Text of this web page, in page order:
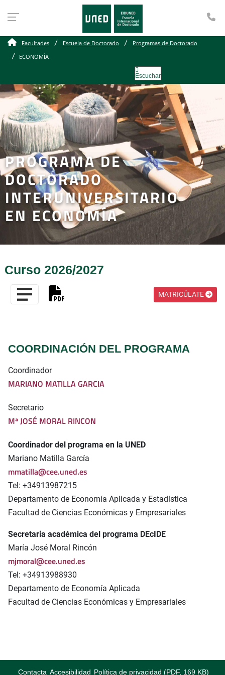
Facultades Escuela de Doctorado
Programas de Doctorado
ECONOMÍA
Escuchar
PROGRAMA DE
DOCTORADO
INTERUNIVERSITARIO
EN ECONOMÍA
Curso 2026/2027
MATRICÚLATE
COORDINACIÓN DEL PROGRAMA
Coordinador
MARIANO MATILLA GARCIA
Secretario
Mª JOSÉ MORAL RINCON
Coordinador del programa en la UNED
Mariano Matilla García
mmatilla@cee.uned.es
Tel: +34913987215
Departamento de Economía Aplicada y Estadística
Facultad de Ciencias Económicas y Empresariales
Secretaria académica del programa DEcIDE
María José Moral Rincón
mjmoral@cee.uned.es
Tel: +34913988930
Departamento de Economía Aplicada
Facultad de Ciencias Económicas y Empresariales
Contacta Accesibilidad Política de privacidad (PDF, 169 KB)